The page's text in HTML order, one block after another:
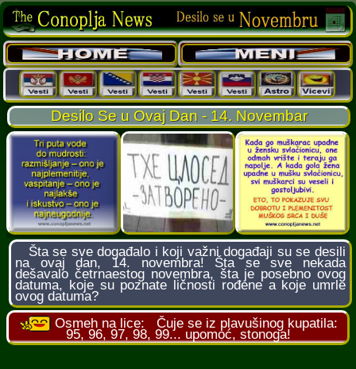
Desilo Se u Ovaj Dan - 14. Novembar
Šta se sve događalo i koji važni događaji su se desili
na ovaj dan, 14. novembra! Šta se sve nekada
dešavalo četrnaestog novembra, šta je posebno ovog
datuma, koje su poznate ličnosti rođene a koje umrle
ovog datuma?
Osmeh na lice: Čuje se iz plavušinog kupatila:
95, 96, 97, 98, 99... upomoć, stonoga!